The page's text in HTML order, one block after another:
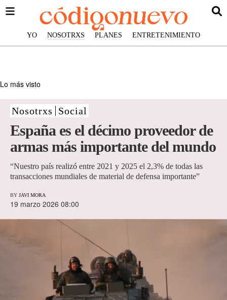
YO NOSOTRXS PLANES ENTRETENIMIENTO
Lo más visto
Nosotrxs Social
España es el décimo proveedor de
armas más importante del mundo
“Nuestro país realizó entre 2021 y 2025 el 2,3% de todas las
transacciones mundiales de material de defensa importante”
BY JAVI MORA
19 marzo 2026 08:00